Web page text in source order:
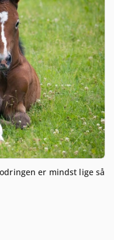
er mindst lige så